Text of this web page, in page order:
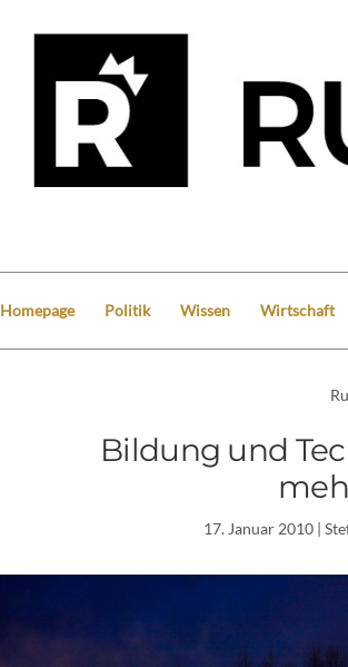
Homepage Politik Wissen Wirtschaft
Bildung und
17. Januar 2010 |